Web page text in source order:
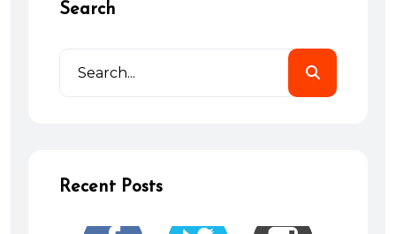
Search
Recent Posts